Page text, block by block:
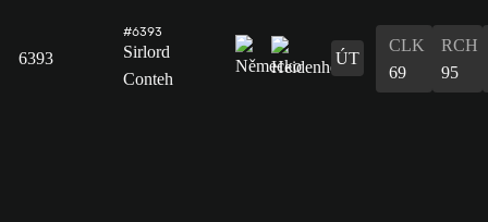
6393
#6393
Sirlord
Conteh
ÚT
CLK
69
RCH
95